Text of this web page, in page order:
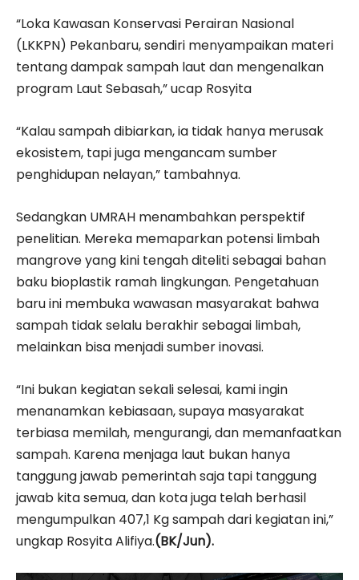
“Loka Kawasan Konservasi Perairan Nasional
(LKKPN) Pekanbaru, sendiri menyampaikan materi
tentang dampak sampah laut dan mengenalkan
program Laut Sebasah,” ucap Rosyita
“Kalau sampah dibiarkan, ia tidak hanya merusak
ekosistem, tapi juga mengancam sumber
penghidupan nelayan,” tambahnya.
Sedangkan UMRAH menambahkan perspektif
penelitian. Mereka memaparkan potensi limbah
mangrove yang kini tengah diteliti sebagai bahan
baku bioplastik ramah lingkungan. Pengetahuan
baru ini membuka wawasan masyarakat bahwa
sampah tidak selalu berakhir sebagai limbah,
melainkan bisa menjadi sumber inovasi.
“Ini bukan kegiatan sekali selesai, kami ingin
menanamkan kebiasaan, supaya masyarakat
terbiasa memilah, mengurangi, dan memanfaatkan
sampah. Karena menjaga laut bukan hanya
tanggung jawab pemerintah saja tapi tanggung
jawab kita semua, dan kota juga telah berhasil
mengumpulkan 407,1 Kg sampah dari kegiatan ini,”
ungkap Rosyita Alifiya.(BK/Jun).